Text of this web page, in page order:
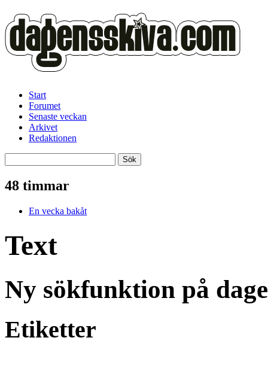
Start
Forumet
Senaste veckan
Arkivet
Redaktionen
48 timmar
En vecka bakåt
Text
Ny sökfunktion på
Etiketter